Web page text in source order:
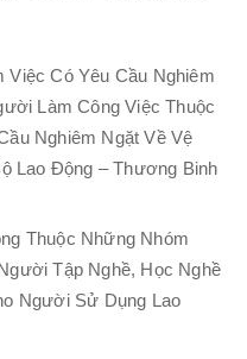
Có Yêu Cầu Nghiêm
Làm Công Việc Thuộc
Nghiêm Ngặt Về Vệ
Lao Động – Thương Binh
Thuộc Những Nhóm
Tập Nghề, Học Nghề
Người Sử Dụng Lao